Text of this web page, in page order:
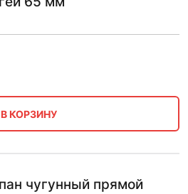
В КОРЗИНУ
чугунный прямой